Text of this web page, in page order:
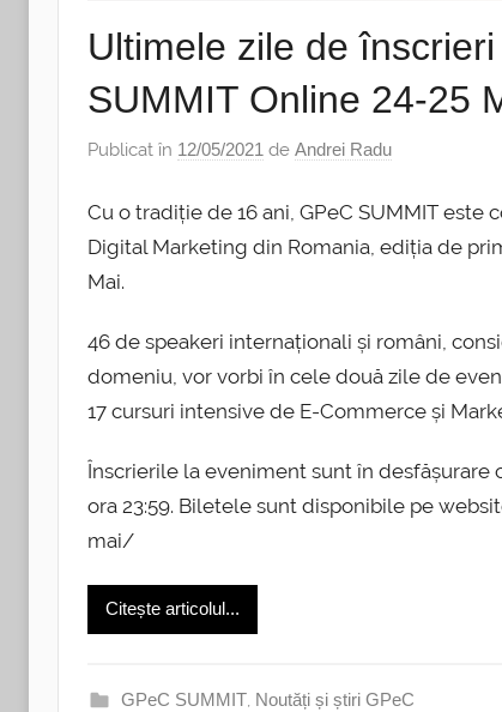
Ultimele zile de
SUMMIT Online 24-25
Publicat în 12/05/2021 de Andrei Radu
Cu o tradiție de 16 ani, GPeC SUMMIT
Digital Marketing din Romania, ediția de
Mai.
46 de speakeri internaționali și români,
domeniu, vor vorbi în cele două zile de
17 cursuri intensive de E-Commerce și
Înscrierile la eveniment sunt în desfășurare
ora 23:59. Biletele sunt disponibile pe
mai/
Citește articolul...
GPeC SUMMIT, Noutăți și știri GPeC